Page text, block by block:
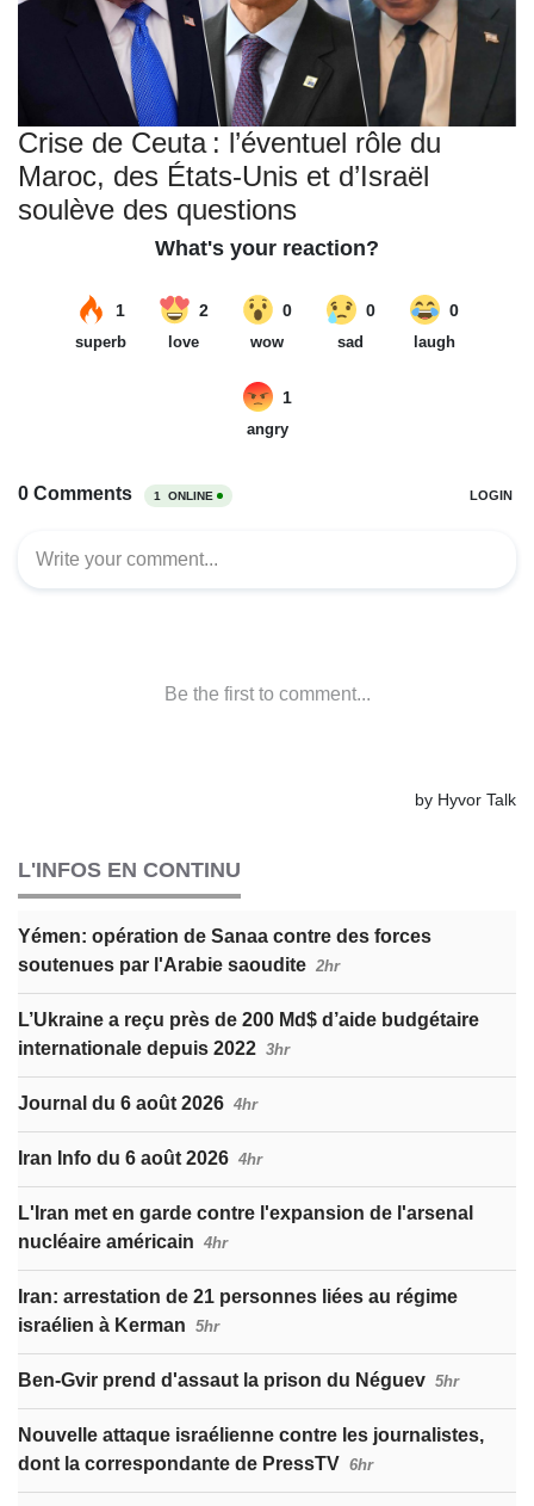
Crise de Ceuta : l’éventuel rôle du
Maroc, des États-Unis et d’Israël
soulève des questions
L'INFOS EN CONTINU
Yémen: opération de Sanaa contre des forces
soutenues par l'Arabie saoudite 2hr
L’Ukraine a reçu près de 200 Md$ d’aide budgétaire
internationale depuis 2022 3hr
Journal du 6 août 2026 4hr
Iran Info du 6 août 2026 4hr
L'Iran met en garde contre l'expansion de l'arsenal
nucléaire américain 4hr
Iran: arrestation de 21 personnes liées au régime
israélien à Kerman 5hr
Ben-Gvir prend d'assaut la prison du Néguev 5hr
Nouvelle attaque israélienne contre les journalistes,
dont la correspondante de PressTV 6hr